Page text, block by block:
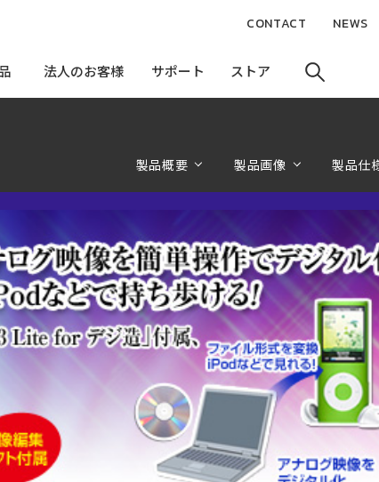
法人のお客様
法人のお客様 サポート
サポート ストア
ストア
CONTACT NEWS
製品概要 製品画像 製品仕